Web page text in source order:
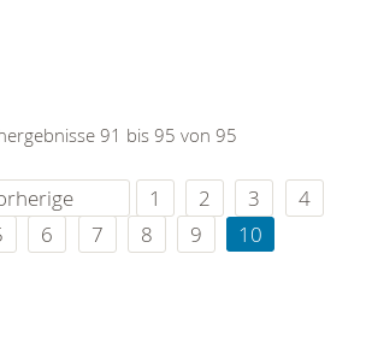
91 bis 95 von 95
1 2 3
4
6 7 8 9 10